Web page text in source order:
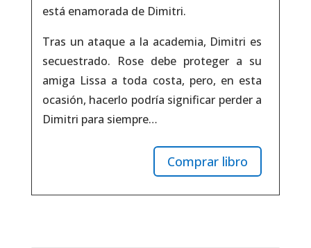
está enamorada de Dimitri.
Tras un ataque a la academia, Dimitri es
secuestrado. Rose debe proteger a su
amiga Lissa a toda costa, pero, en esta
ocasión, hacerlo podría significar perder a
Dimitri para siempre…
Comprar libro